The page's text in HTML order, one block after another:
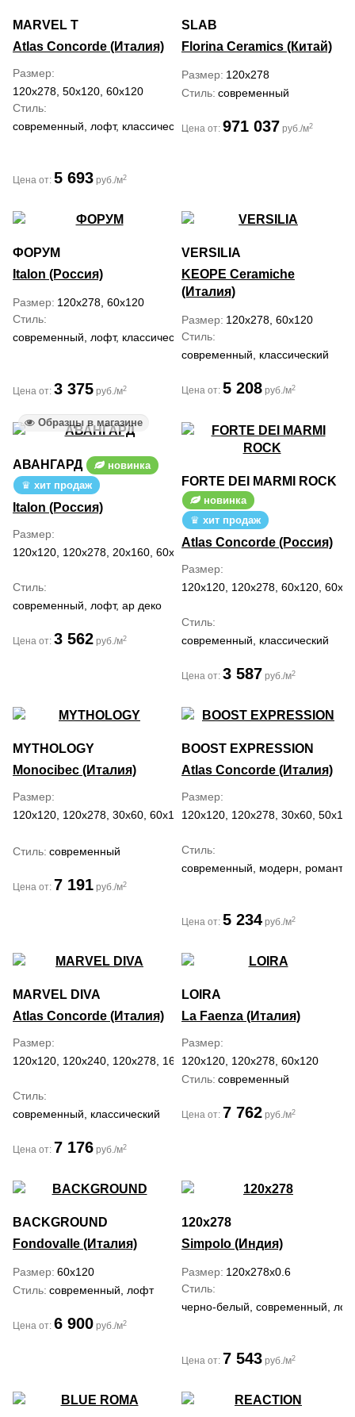
MARVEL T
Atlas Concorde (Италия)
Размер
120x278, 50x120, 60x120
Стиль
современный, лофт, классический, средиземноморский
Цена от: 5 693 руб./м2
SLAB
Florina Ceramics (Китай)
Размер 120x278
Стиль современный
Цена от: 971 037 руб./м2
ФОРУМ
Italon (Россия)
Размер 120x278, 60x120
Стиль
современный, лофт, классический
Цена от: 3 375 руб./м2
VERSILIA
KEOPE Ceramiche
(Италия)
Размер 120x278, 60x120
Стиль
современный, классический
Цена от: 5 208 руб./м2
Образцы в магазине
АВАНГАРД
новинка
хит продаж
Italon (Россия)
Размер
120x120, 120x278, 20x160, 60x120, 80x160
Стиль
современный, лофт, ар деко
Цена от: 3 562 руб./м2
FORTE DEI MARMI ROCK
новинка
хит продаж
Atlas Concorde (Россия)
Размер
120x120, 120x278, 60x120,
Стиль
современный, классический
Цена от: 3 587 руб./м2
MYTHOLOGY
Monocibec (Италия)
Размер
120x120, 120x278, 30x60, 60x120, 60x60, 80x80
Стиль современный
Цена от: 7 191 руб./м2
BOOST EXPRESSION
Atlas Concorde (Италия)
Размер
120x120, 120x278, 30x60,
Стиль
современный, модерн,
Цена от: 5 234 руб./м2
MARVEL DIVA
Atlas Concorde (Италия)
Размер
120x120, 120x240, 120x278, 160x320, 50x120, 60x120
Стиль
современный, классический
Цена от: 7 176 руб./м2
LOIRA
La Faenza (Италия)
Размер
120x120, 120x278, 60x120
Стиль современный
Цена от: 7 762 руб./м2
BACKGROUND
Fondovalle (Италия)
Размер 60x120
Стиль современный, лофт
Цена от: 6 900 руб./м2
120x278
Simpolo (Индия)
Размер 120x278x0.6
Стиль
черно-белый, современный,
Цена от: 7 543 руб./м2